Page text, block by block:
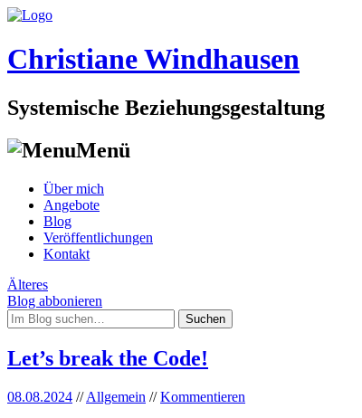
Christiane Windhausen
Systemische Beziehungsgestaltung
Menü
Skip
content
Über mich
Angebote
Blog
Veröffentlichungen
Kontakt
Post
navigation
Älteres
Blog abbonieren
Suchen
nach:
Let’s break the Code!
08.08.2024 //Allgemein //Kommentieren